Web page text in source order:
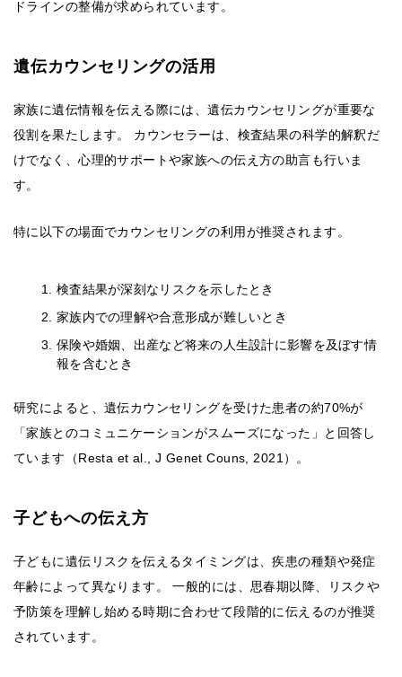
ドラインの整備が求められています。
遺伝カウンセリングの活用
家族に遺伝情報を伝える際には、遺伝カウンセリングが重要な
役割を果たします。 カウンセラーは、検査結果の科学的解釈だ
けでなく、心理的サポートや家族への伝え方の助言も行いま
す。
特に以下の場面でカウンセリングの利用が推奨されます。
検査結果が深刻なリスクを示したとき
家族内での理解や合意形成が難しいとき
保険や婚姻、出産など将来の人生設計に影響を及ぼす情
報を含むとき
研究によると、遺伝カウンセリングを受けた患者の約70%が
「家族とのコミュニケーションがスムーズになった」と回答し
ています（Resta et al., J Genet Couns, 2021）。
子どもへの伝え方
子どもに遺伝リスクを伝えるタイミングは、疾患の種類や発症
年齢によって異なります。 一般的には、思春期以降、リスクや
予防策を理解し始める時期に合わせて段階的に伝えるのが推奨
されています。